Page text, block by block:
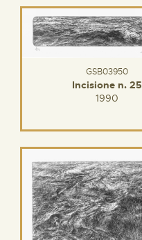
GSB03950
Incisione n. 25
1990